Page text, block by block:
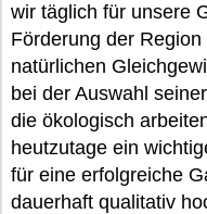
wir täglich für unsere
Förderung der
natürlichen
bei der Auswahl
die ökologisch
heutzutage ein
für eine erfolgreiche
dauerhaft qualitativ